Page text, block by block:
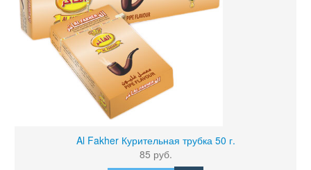
Al Fakher Курительная трубка 50 г.
85 руб.